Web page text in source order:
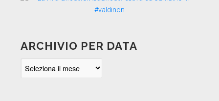
ARCHIVIO PER DATA